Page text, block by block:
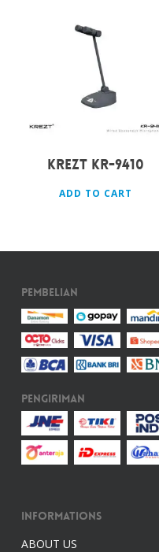
1.900.000
KREZT KR-9410
ADD TO CART
Pembelian
Pengiriman
Informations
ABOUT US